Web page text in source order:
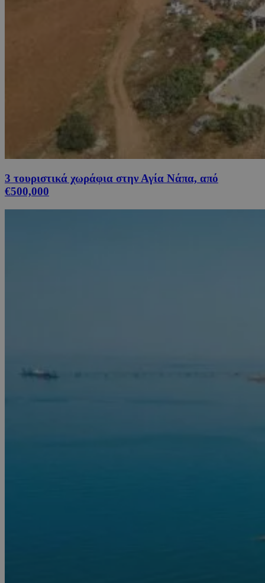
3 τουριστικά χωράφια στην Αγία Νάπα, από
€500,000